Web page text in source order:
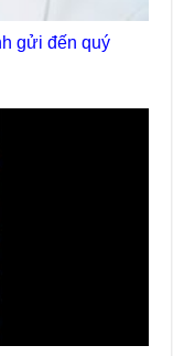
gửi đến quý